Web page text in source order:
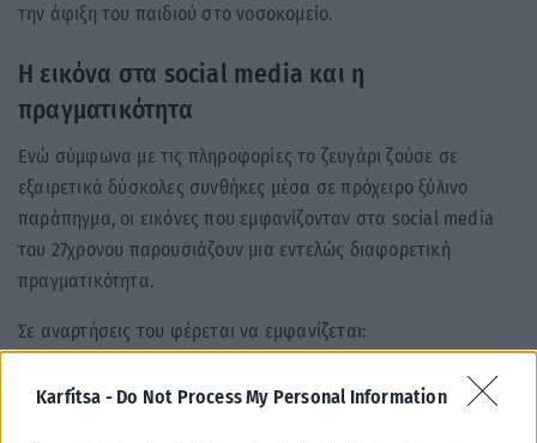
Karfitsa - Do Not Process My Personal Information
την άφιξη του παιδιού στο νοσοκομείο.
Η εικόνα στα social media και η
πραγματικότητα
Ενώ σύμφωνα με τις πληροφορίες το ζευγάρι ζούσε σε
εξαιρετικά δύσκολες συνθήκες μέσα σε πρόχειρο ξύλινο
παράπηγμα, οι εικόνες που εμφανίζονταν στα social media
του 27χρονου παρουσιάζουν μια εντελώς διαφορετική
πραγματικότητα.
Σε αναρτήσεις του φέρεται να εμφανίζεται: